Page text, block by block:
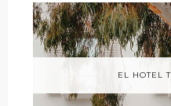
EL HOTEL